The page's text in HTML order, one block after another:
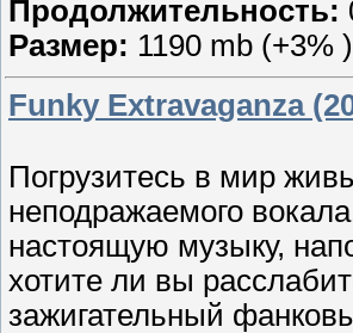
Продолжительность:
Размер: 1190 mb (+3% )
Funky Extravaganza
Погрузитесь в мир
неподражаемого
настоящую музыку,
хотите ли вы
зажигательный